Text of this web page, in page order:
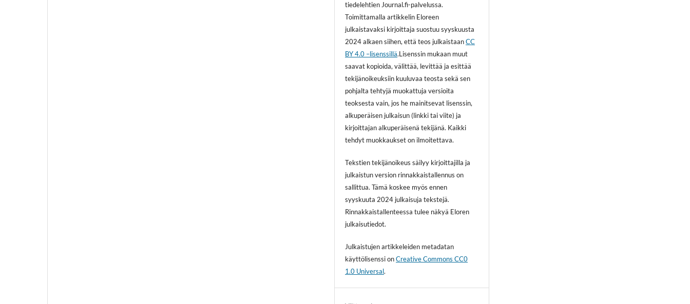
tiedelehtien Journal.fi-palvelussa.
Toimittamalla artikkelin Eloreen
julkaistavaksi kirjoittaja suostuu syyskuusta
2024 alkaen siihen, että teos julkaistaanCC
BY 4.0 –lisenssillä.Lisenssin mukaan muut
saavat kopioida, välittää, levittää ja esittää
tekijänoikeuksiin kuuluvaa teosta sekä sen
pohjalta tehtyjä muokattuja versioita
teoksesta vain, jos he mainitsevat lisenssin,
alkuperäisen julkaisun (linkki tai viite) ja
kirjoittajan alkuperäisenä tekijänä. Kaikki
tehdyt muokkaukset on ilmoitettava.
Tekstien tekijänoikeus säilyy kirjoittajilla ja
julkaistun version rinnakkaistallennus on
sallittua. Tämä koskee myös ennen
syyskuuta 2024 julkaisuja tekstejä.
Rinnakkaistallenteessa tulee näkyä Eloren
julkaisutiedot.
Julkaistujen artikkeleiden metadatan
käyttölisenssi onCreative Commons CC0
1.0 Universal.